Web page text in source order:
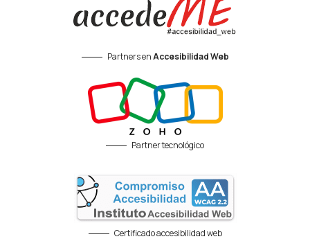
Partners enAccesibilidad Web
Partner tecnológico
Certificado accesibilidad web